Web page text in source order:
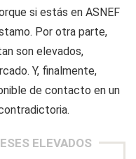
si estás en ASNEF
Por otra parte,
son elevados,
Y, finalmente,
de contacto en un
ELEVADOS